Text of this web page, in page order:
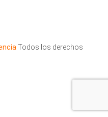
Todos los derechos